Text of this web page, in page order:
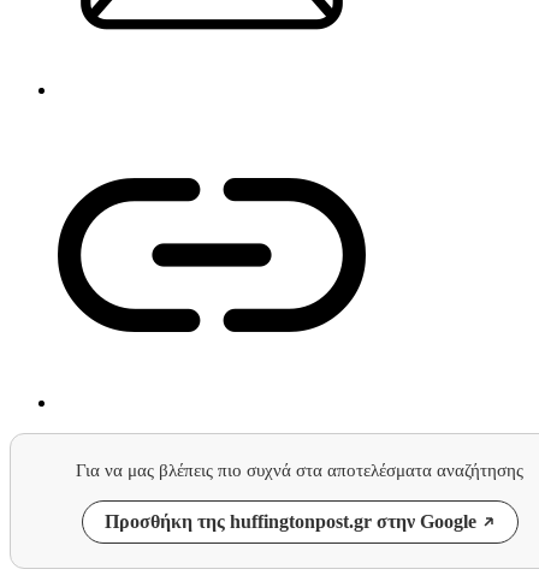
Για να μας βλέπεις πιο συχνά στα αποτελέσματα αναζήτησης
Προσθήκη της huffingtonpost.gr στην Google